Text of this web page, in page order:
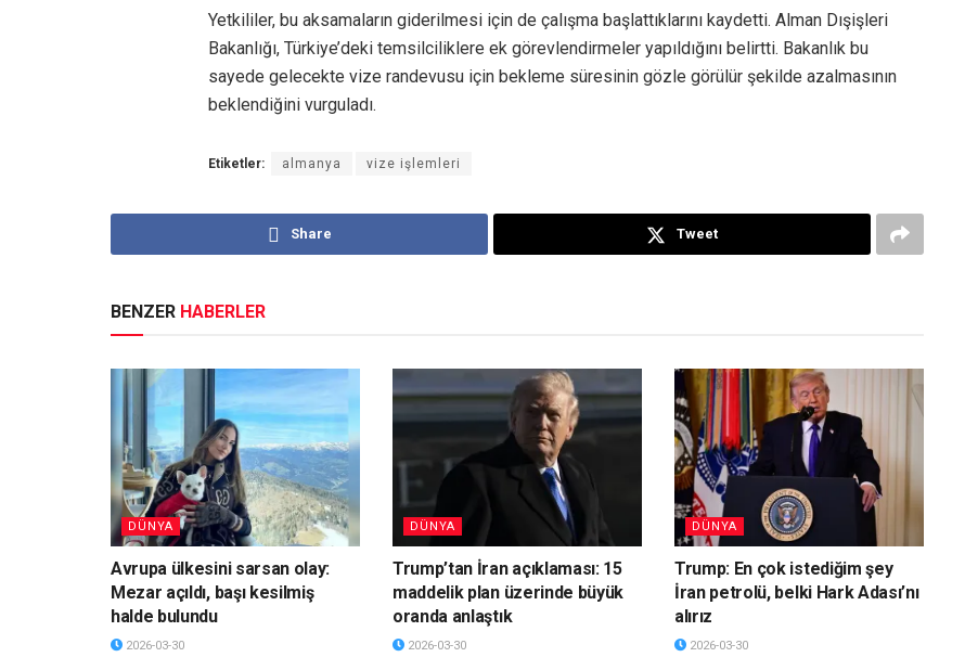
Yetkililer, bu aksamaların giderilmesi için de çalışma başlattıklarını kaydetti. Alman Dışişleri
Bakanlığı, Türkiye’deki temsilciliklere ek görevlendirmeler yapıldığını belirtti. Bakanlık bu
sayede gelecekte vize randevusu için bekleme süresinin gözle görülür şekilde azalmasının
beklendiğini vurguladı.
Etiketler: almanya vize işlemleri
Share Tweet
BENZER HABERLER
DÜNYA
Avrupa ülkesini sarsan olay:
Mezar açıldı, başı kesilmiş
halde bulundu
2026-03-30
DÜNYA
Trump’tan İran açıklaması: 15
maddelik plan üzerinde büyük
oranda anlaştık
2026-03-30
DÜNYA
Trump: En çok istediğim şey
İran petrolü, belki Hark Adası’nı
alırız
2026-03-30